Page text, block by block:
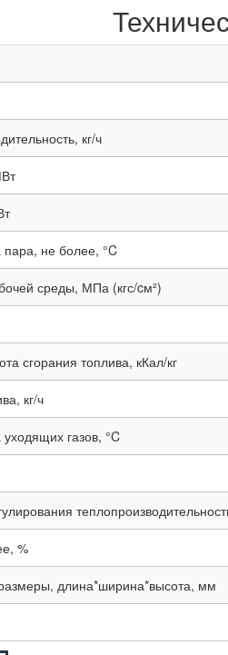
кг/ч
не более, °C
среды, МПа (кгс/cм²)
сгорания топлива, кКал/кг
кг/ч
газов, °C
%
длина*ширина*высота, мм